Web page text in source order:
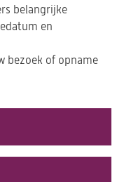
belangrijke
en
bezoek of opname